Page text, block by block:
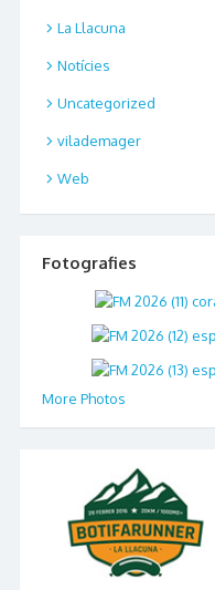
La Llacuna
Notícies
Uncategorized
vilademager
Web
Fotografies
More Photos